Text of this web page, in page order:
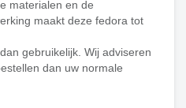
materialen en de
maakt deze fedora tot
gebruikelijk. Wij adviseren
dan uw normale